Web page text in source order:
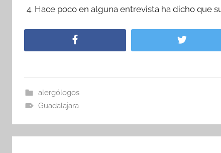
Hace poco en alguna entrevista ha dicho que
alergólogos
Guadalajara